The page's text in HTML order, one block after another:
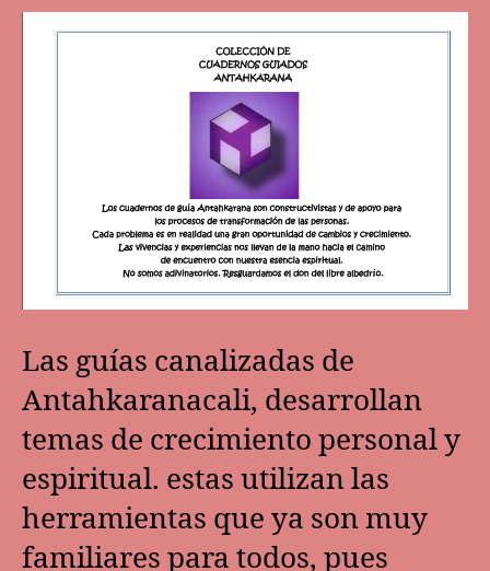
Las guías canalizadas de
Antahkaranacali, desarrollan
temas de crecimiento personal y
espiritual. estas utilizan las
herramientas que ya son muy
familiares para todos, pues